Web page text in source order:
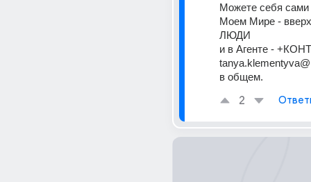
Можете себя сами
Моем Мире -
ЛЮДИ
и в Агенте -
в общем.
2